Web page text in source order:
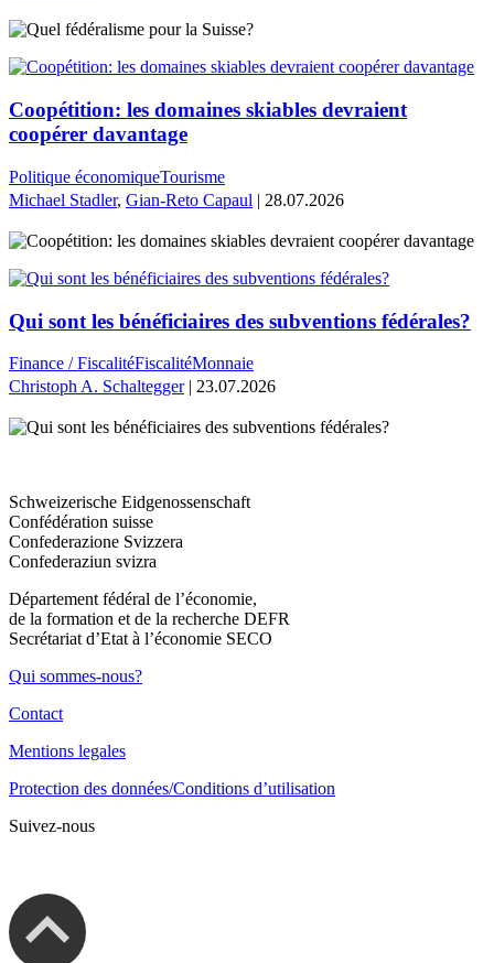
Coopétition: les domaines skiables devraient
coopérer davantage
Politique économiqueTourisme
Michael Stadler, Gian-Reto Capaul | 28.07.2026
Qui sont les bénéficiaires des subventions fédérales?
Finance / FiscalitéFiscalitéMonnaie
Christoph A. Schaltegger| 23.07.2026
Schweizerische Eidgenossenschaft
Confédération suisse
Confederazione Svizzera
Confederaziun svizra
Département fédéral de l’économie,
de la formation et de la recherche DEFR
Secrétariat d’Etat à l’économie SECO
Qui sommes-nous?
Contact
Mentions legales
Protection des données/Conditions d’utilisation
Suivez-nous